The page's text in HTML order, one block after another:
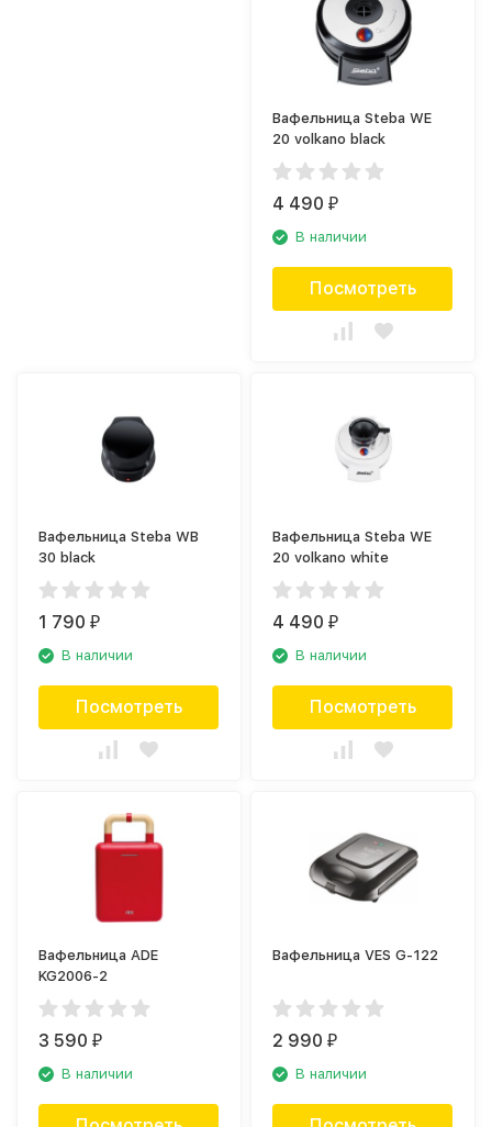
Вафельница Steba WE
20 volkano black
4 490₽
В наличии
Посмотреть
Вафельница Steba WB
30 black
1 790₽
В наличии
Посмотреть
Вафельница Steba WE
20 volkano white
4 490₽
В наличии
Посмотреть
Вафельница ADE
KG2006-2
3 590₽
В наличии
Вафельница VES G-122
2 990₽
В наличии